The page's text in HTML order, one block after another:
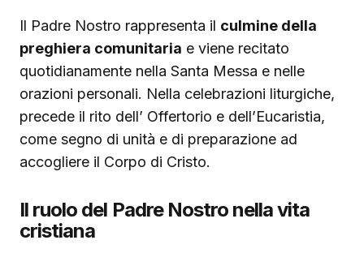
Il Padre Nostro rappresenta il culmine della
preghiera comunitaria e viene recitato
quotidianamente nella Santa Messa e nelle
orazioni personali. Nella celebrazioni liturgiche,
precede il rito dell’ Offertorio e dell’Eucaristia,
come segno di unità e di preparazione ad
accogliere il Corpo di Cristo.
Il ruolo del Padre Nostro nella vita
cristiana